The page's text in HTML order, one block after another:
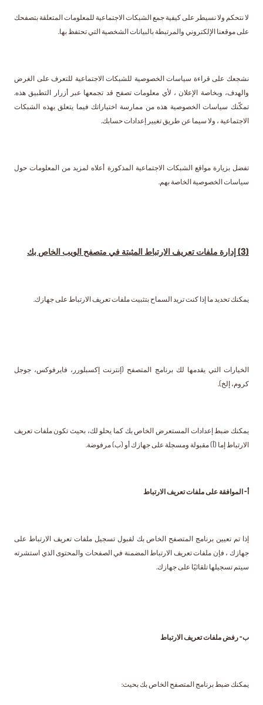
لا نتحكم ولا نسيطر على كيفية جمع الشبكات الاجتماعية للمعلومات المتعلقة بتصفحك
على موقعنا الإلكتروني والمرتبطة بالبيانات الشخصية التي تحتفظ بها.
نشجعك على قراءة سياسات الخصوصية للشبكات الاجتماعية للتعرف على الغرض
والهدف، وبخاصة الإعلان ، لأي معلومات تصفح قد تجمعها عبر أزرار التطبيق هذه.
تمكّنك سياسات الخصوصية هذه من ممارسة اختياراتك فيما يتعلق بهذه الشبكات
الاجتماعية ، ولا سيما عن طريق تغيير إعدادات حسابك.
تفضل بزيارة مواقع الشبكات الاجتماعية المذكورة أعلاه لمزيد من المعلومات حول
سياسات الخصوصية الخاصة بهم.
(3) إدارة ملفات تعريف الارتباط المثبتة في متصفح الويب الخاص بك
يمكنك تحديد ما إذا كنت تريد السماح بتثبيت ملفات تعريف الارتباط على جهازك.
الخيارات التي يقدمها لك برنامج المتصفح (إنترنت إكسبلورر، فايرفوكس، جوجل
كروم، إلخ).
يمكنك ضبط إعدادات المستعرض الخاص بك كما يحلو لك، بحيث تكون ملفات تعريف
الارتباط إما (أ) مقبولة ومسجلة على جهازك أو (ب) مرفوضة.
أ- الموافقة على ملفات تعريف الارتباط
إذا تم تعيين برنامج المتصفح الخاص بك لقبول تسجيل ملفات تعريف الارتباط على
جهازك ، فإن ملفات تعريف الارتباط المضمنة في الصفحات والمحتوى الذي استشرته
سيتم تسجيلها تلقائيًا على جهازك.
ب- رفض ملفات تعريف الارتباط
يمكنك ضبط برنامج المتصفح الخاص بك بحيث: